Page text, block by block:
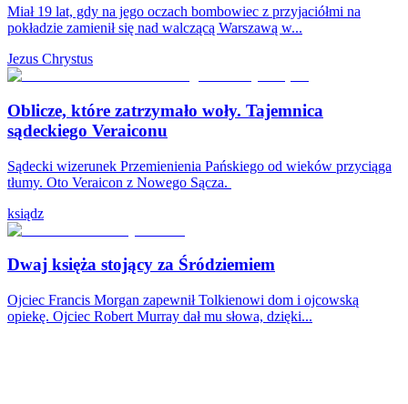
Miał 19 lat, gdy na jego oczach bombowiec z przyjaciółmi na
pokładzie zamienił się nad walczącą Warszawą w...
Jezus Chrystus
Oblicze, które zatrzymało woły. Tajemnica
sądeckiego Veraiconu
Sądecki wizerunek Przemienienia Pańskiego od wieków przyciąga
tłumy. Oto Veraicon z Nowego Sącza.
ksiądz
Dwaj księża stojący za Śródziemiem
Ojciec Francis Morgan zapewnił Tolkienowi dom i ojcowską
opiekę. Ojciec Robert Murray dał mu słowa, dzięki...